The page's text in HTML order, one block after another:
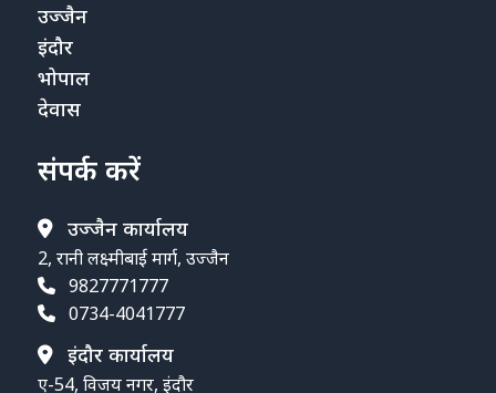
उज्जैन
इंदौर
भोपाल
देवास
संपर्क करें
उज्जैन कार्यालय
2, रानी लक्ष्मीबाई मार्ग, उज्जैन
9827771777
0734-4041777
इंदौर कार्यालय
ए-54, विजय नगर, इंदौर